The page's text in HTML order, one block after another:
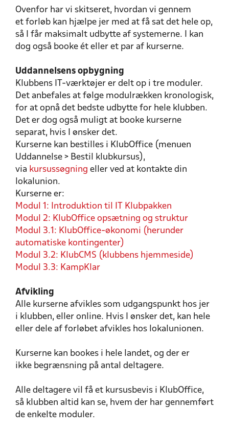
Ovenfor har vi skitseret, hvordan vi gennem
et forløb kan hjælpe jer med at få sat det hele op,
så I får maksimalt udbytte af systemerne. I kan
dog også booke ét eller et par af kurserne.
Uddannelsens opbygning
Klubbens IT-værktøjer er delt op i tre moduler.
Det anbefales at følge modulrækken kronologisk,
for at opnå det bedste udbytte for hele klubben.
Det er dog også muligt at booke kurserne
separat, hvis I ønsker det.
Kurserne kan bestilles i KlubOffice (menuen
Uddannelse > Bestil klubkursus),
via kursussøgning eller ved at kontakte din
lokalunion.
Kurserne er:
Modul 1: Introduktion til IT Klubpakken
Modul 2: KlubOffice opsætning og struktur
Modul 3.1: KlubOffice-økonomi (herunder
automatiske kontingenter)
Modul 3.2: KlubCMS (klubbens hjemmeside)
Modul 3.3: KampKlar
Afvikling
Alle kurserne afvikles som udgangspunkt hos jer
i klubben, eller online. Hvis I ønsker det, kan hele
eller dele af forløbet afvikles hos lokalunionen.
Kurserne kan bookes i hele landet, og der er
ikke begrænsning på antal deltagere.
Alle deltagere vil få et kursusbevis i KlubOffice,
så klubben altid kan se, hvem der har gennemført
de enkelte moduler.INTRODUKTION TIL IT-
KLUBOFFICE OPSÆTNING OG
IMPLEMENTERING AF
IMPLEMENTERING AF